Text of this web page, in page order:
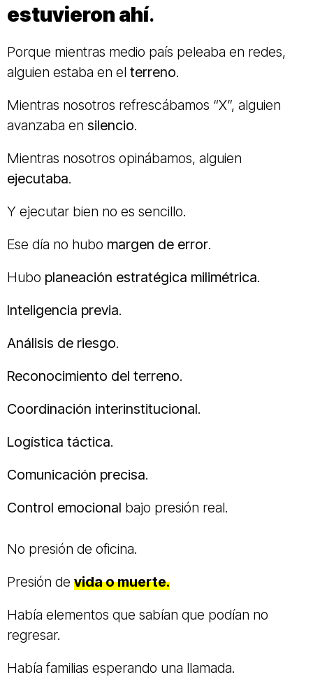
estuvieron ahí.
Porque mientras medio país peleaba en redes,
alguien estaba en el terreno.
Mientras nosotros refrescábamos “X”, alguien
avanzaba en silencio.
Mientras nosotros opinábamos, alguien
ejecutaba.
Y ejecutar bien no es sencillo.
Ese día no hubo margen de error.
Hubo planeación estratégica milimétrica.
Inteligencia previa.
Análisis de riesgo.
Reconocimiento del terreno.
Coordinación interinstitucional.
Logística táctica.
Comunicación precisa.
Control emocional bajo presión real.
No presión de oficina.
Presión de vida o muerte.
Había elementos que sabían que podían no
regresar.
Había familias esperando una llamada.